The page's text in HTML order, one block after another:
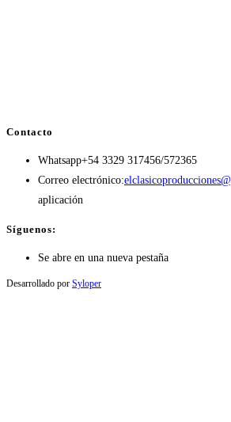
Contacto
Whatsapp+54 3329 317456/572365
Correo electrónico:
aplicación
Síguenos:
Se abre en una nueva pestaña
Desarrollado por Syloper